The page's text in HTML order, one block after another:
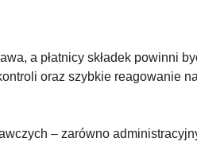
a płatnicy składek powinni
oraz szybkie reagowanie
– zarówno